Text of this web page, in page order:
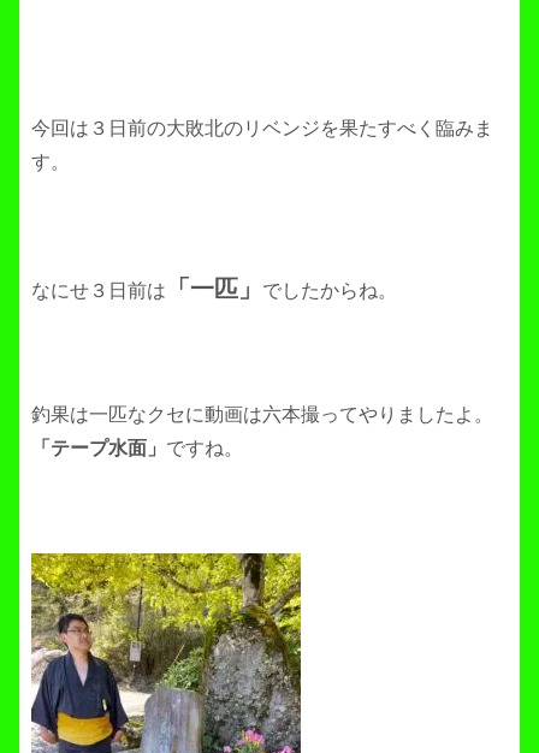
今回は３日前の大敗北のリベンジを果たすべく臨みま
す。
なにせ３日前は 「一匹」 でしたからね。
釣果は一匹なクセに動画は六本撮ってやりましたよ。
「テープ水面」 ですね。